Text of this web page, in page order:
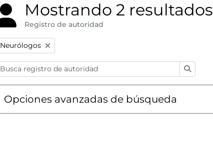
Mostrando 2 resultados
Registro de autoridad
Remove filter:
Neurólogos
Opciones avanzadas de búsqueda